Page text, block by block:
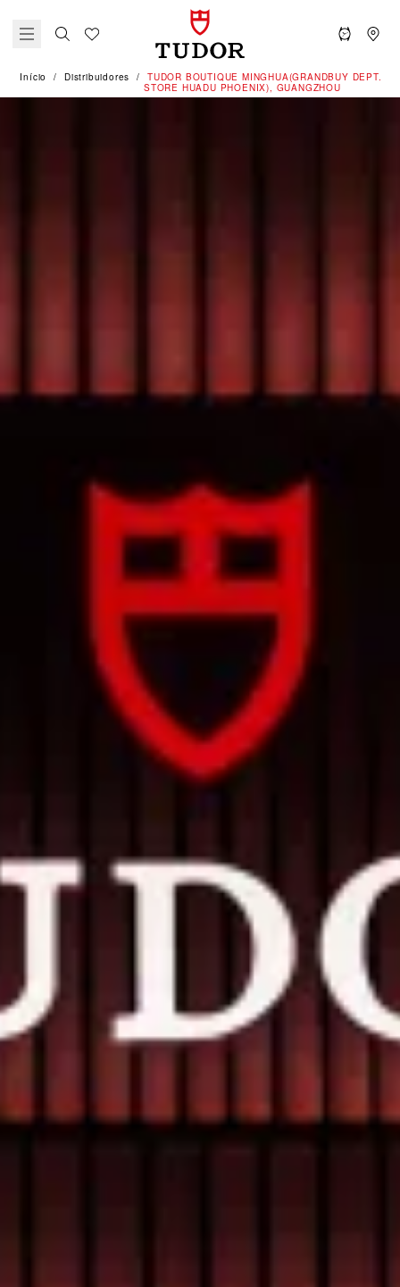
Início Distribuidores
‭TUDOR BOUTIQUE MINGHUA(GRANDBUY DEPT.
STORE HUADU PHOENIX), GUANGZHOU‬